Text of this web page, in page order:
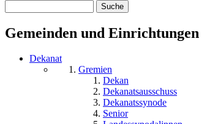
Gemeinden und Einrichtungen
Dekanat
Gremien
Dekan
Dekanatsausschuss
Dekanatssynode
Senior